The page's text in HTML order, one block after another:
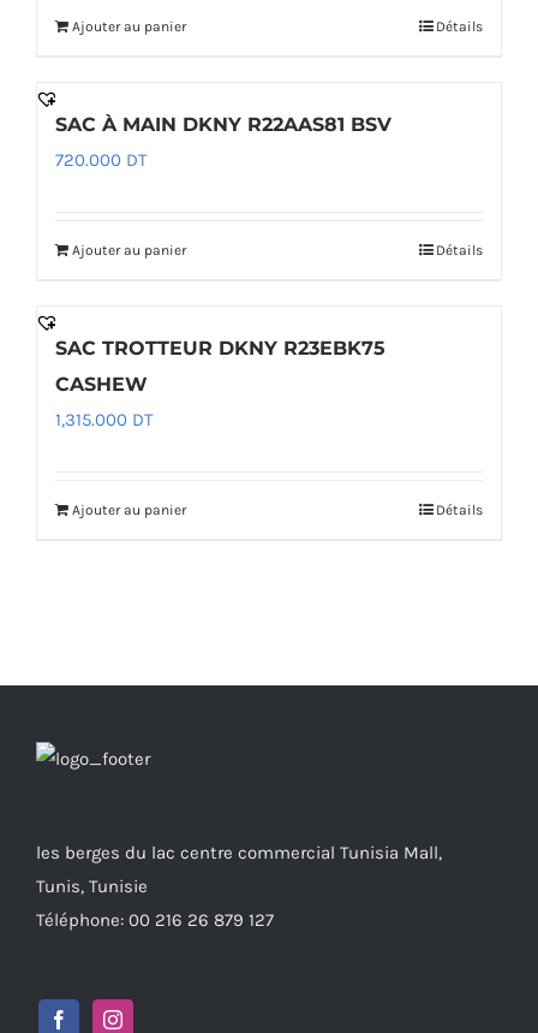
Ajouter au panier Détails
SAC À MAIN DKNY R22AAS81 BSV
720.000 DT
Ajouter au panier Détails
SAC TROTTEUR DKNY R23EBK75
CASHEW
1,315.000 DT
Ajouter au panier Détails
les berges du lac centre commercial Tunisia Mall,
Tunis, Tunisie
Téléphone: 00 216 26 879 127